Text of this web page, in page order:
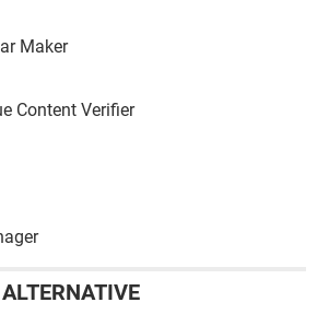
Maker
Content Verifier